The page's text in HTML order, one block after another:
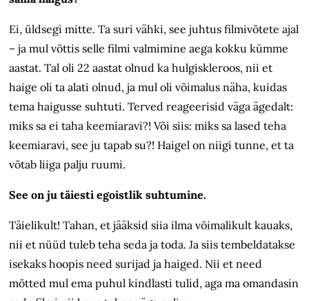
Ei, üldsegi mitte. Ta suri vähki, see juhtus filmivõtete ajal
– ja mul võttis selle filmi valmimine aega kokku kümme
aastat. Tal oli 22 aastat olnud ka hulgi­skleroos, nii et
haige oli ta alati olnud, ja mul oli võimalus näha, kuidas
tema haigusse suhtuti. Terved reageerisid väga ägedalt:
miks sa ei taha keemiaravi?! Või siis: miks sa lased teha
keemiaravi, see ju tapab su?! Haigel on niigi tunne, et ta
võtab liiga palju ruumi.
See on ju täiesti egoistlik suhtumine.
Täielikult! Tahan, et jääksid siia ilma võimalikult kauaks,
nii et nüüd tuleb teha seda ja toda. Ja siis tembeldatakse
isekaks hoopis need surijad ja haiged. Nii et need
mõtted mul ema puhul kindlasti tulid, aga ma omandasin